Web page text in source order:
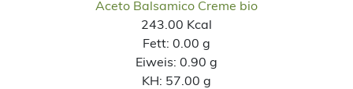
Aceto Balsamico Creme bio
243.00 Kcal
Fett: 0.00 g
Eiweis: 0.90 g
KH: 57.00 g